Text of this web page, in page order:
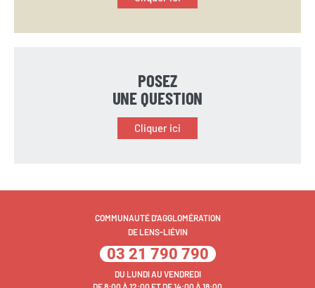
POSEZ
UNE QUESTION
Cliquer ici
COMMUNAUTÉ D'AGGLOMÉRATION
DE LENS-LIÉVIN
03 21 790 790
DU LUNDI AU VENDREDI